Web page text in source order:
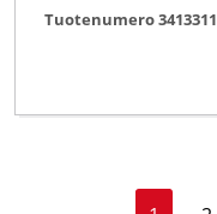
Tuotenumero 3413311